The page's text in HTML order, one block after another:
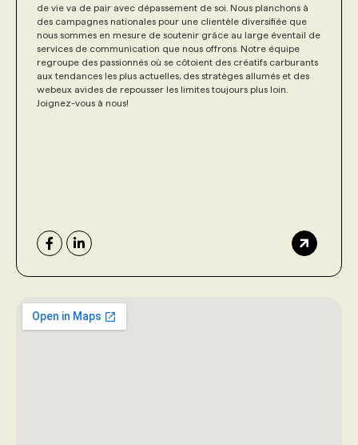
de vie va de pair avec dépassement de soi. Nous planchons à
des campagnes nationales pour une clientèle diversifiée que
nous sommes en mesure de soutenir grâce au large éventail de
services de communication que nous offrons. Notre équipe
regroupe des passionnés où se côtoient des créatifs carburants
aux tendances les plus actuelles, des stratèges allumés et des
webeux avides de repousser les limites toujours plus loin.
Joignez-vous à nous!